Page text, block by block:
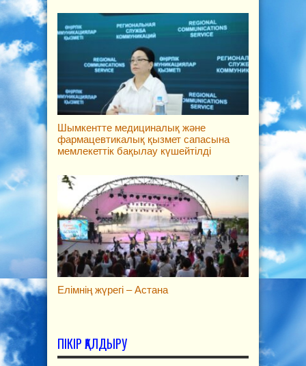
Шымкентте медициналық және
фармацевтикалық қызмет сапасына
мемлекеттік бақылау күшейтілді
Елімнің жүрегі – Астана
ПІКІР ҚАЛДЫРУ